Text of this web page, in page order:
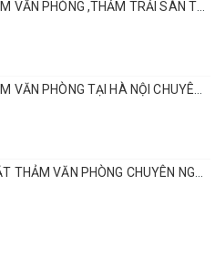
nghiệp giá rẻ
Ô CHỢ DỪA QUẬN ĐỐNG
bị và đặt biển báo hiệu